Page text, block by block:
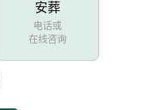
安葬
电话或
在线咨询